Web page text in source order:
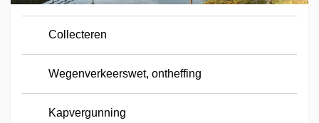
Collecteren
Wegenverkeerswet, ontheffing
Kapvergunning